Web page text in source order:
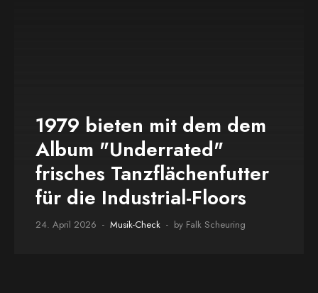
1979 bieten mit dem dem
Album "Underrated"
frisches Tanzflächenfutter
für die Industrial-Floors
24. April 2026 Musik-Check by Falk Scheuring